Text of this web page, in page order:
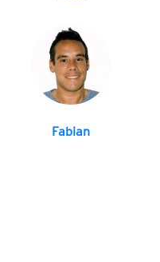
Fabian